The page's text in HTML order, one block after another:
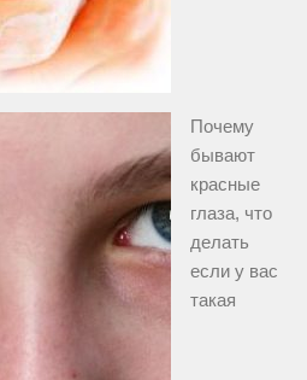
Почему
бывают
красные
глаза, что
делать
если у вас
такая